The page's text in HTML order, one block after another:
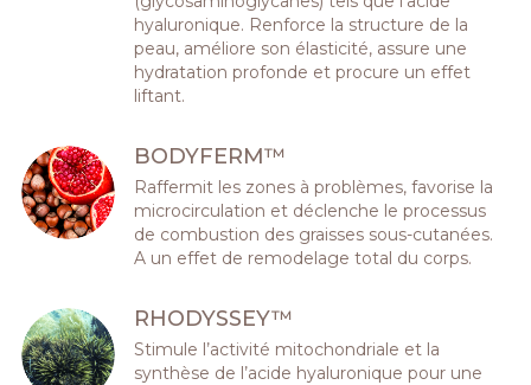
hyaluronique. Renforce la structure de la
peau, améliore son élasticité, assure une
hydratation profonde et procure un effet
liftant.
BODYFERM™
Raffermit les zones à problèmes, favorise la
microcirculation et déclenche le processus
de combustion des graisses sous-cutanées.
A un effet de remodelage total du corps.
RHODYSSEY™
Stimule l’activité mitochondriale et la
synthèse de l’acide hyaluronique pour une